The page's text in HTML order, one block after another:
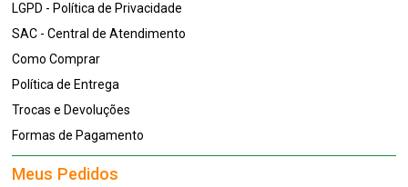
LGPD - Política de Privacidade
SAC - Central de Atendimento
Como Comprar
Política de Entrega
Trocas e Devoluções
Formas de Pagamento
Meus Pedidos